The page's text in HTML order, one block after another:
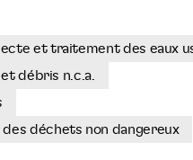
et traitement des eaux
débris n.c.a.
déchets non dangereux